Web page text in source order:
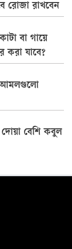
রোজা রাখবেন
বা গায়ে
করা যাবে?
আমলগুলো
বেশি কবুল